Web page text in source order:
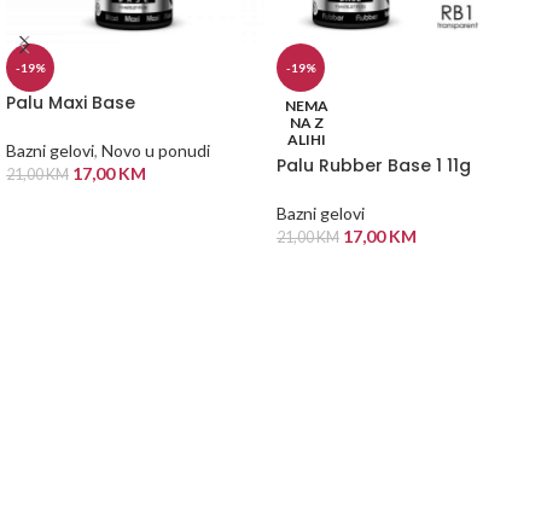
-19%
Palu Maxi Base
Bazni gelovi, Novo u ponudi
21,00KM 17,00KM
-19%
NEMA
NA Z
ALIHI
Palu Rubber Base 1 11g
Bazni gelovi
21,00KM 17,00KM